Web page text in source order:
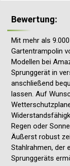
Bewertung:
Mit mehr als
Gartentrampolin
Modellen bei
Sprunggerät in
anschließend
lassen. Auf
Regen oder
Äußerst robust
Stahlrahmen, der
Sprunggeräts